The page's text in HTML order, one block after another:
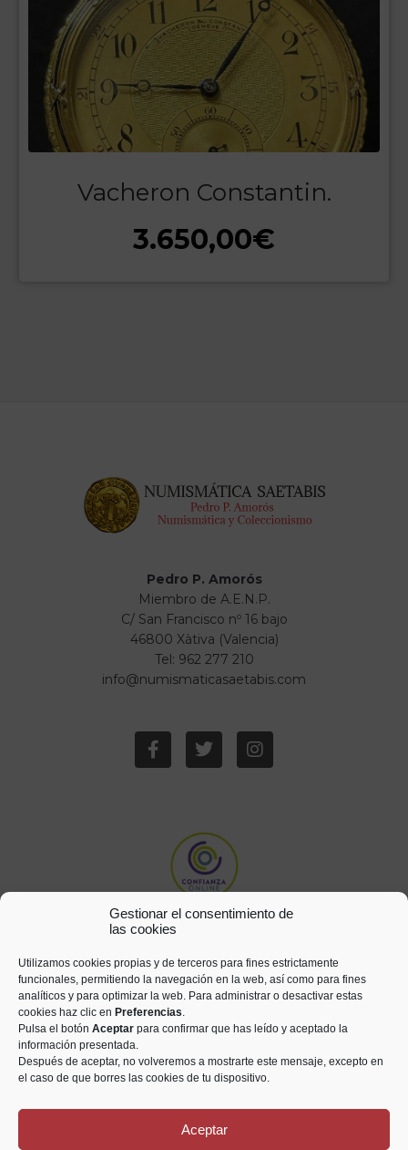
Gestionar el consentimiento de
las cookies
Utilizamos cookies propias y de terceros para fines estrictamente
funcionales, permitiendo la navegación en la web, así como para fines
analíticos y para optimizar la web. Para administrar o desactivar estas
cookies haz clic en Preferencias.
Pulsa el botón Aceptar para confirmar que has leído y aceptado la
información presentada.
Después de aceptar, no volveremos a mostrarte este mensaje, excepto en
el caso de que borres las cookies de tu dispositivo.
Aceptar
Vacheron Constantin.
3.650,00€
Pedro P. Amorós
Miembro de A.E.N.P.
C/ San Francisco nº 16 bajo
46800 Xàtiva (Valencia)
Tel: 962 277 210
info@numismaticasaetabis.com
Todos los derechos reservados © Numismática Saetabis 2021